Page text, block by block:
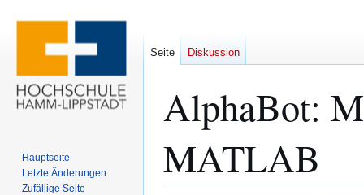
AlphaBot:
MATLAB
Seite Diskussion
Hauptseite
Letzte Änderungen
Zufällige Seite